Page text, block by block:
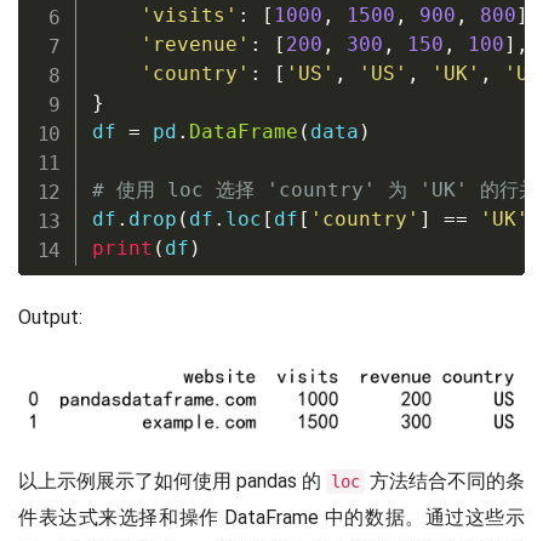
'visits' : [ 1000 , 1500 , 900 , 800]
'revenue' : [ 200 , 300 , 150 , 100] ,
'country' : [ 'US' , 'US' , 'UK' ,
}
df = pd . DataFrame ( data )
# 使用 loc 选择 'country' 为 'UK' 的行并
df . drop ( df . loc [ df [ 'country' ] == 'UK'
print ( df )
Output:
以上示例展示了如何使用 pandas 的 loc 方法结合不同的条
件表达式来选择和操作 DataFrame 中的数据。通过这些示